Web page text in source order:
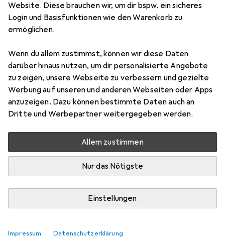
Website. Diese brauchen wir, um dir bspw. ein sicheres
Login und Basisfunktionen wie den Warenkorb zu
ermöglichen.
Wenn du allem zustimmst, können wir diese Daten
darüber hinaus nutzen, um dir personalisierte Angebote
zu zeigen, unsere Webseite zu verbessern und gezielte
Werbung auf unseren und anderen Webseiten oder Apps
anzuzeigen. Dazu können bestimmte Daten auch an
Dritte und Werbepartner weitergegeben werden.
Allem zustimmen
Nur das Nötigste
Einstellungen
Impressum Datenschutzerklärung
KabaKupplung standard
Drehknopfzylinder Modular
Preis in EUR inkl. MwSt.
EUR
19,90
Bewertungen Marke
Mehr von Kaba
Zwischen Sa, 15.8. und Di, 18.8. geliefert
Lieferort angeben für genaue Lieferzeit
In den Warenkorb